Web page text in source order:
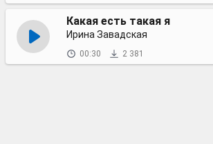
Какая есть такая я
Ирина Завадская
00:30 2 381